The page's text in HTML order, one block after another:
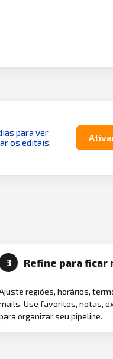
para ver
os editais.
3 Refine para ficar
regiões, horários,
Use favoritos, notas,
organizar seu pipeline.